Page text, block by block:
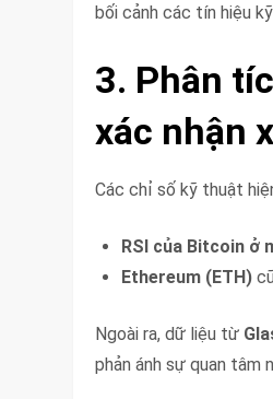
bối cảnh các tín hiệu
3. Phân
xác nhận
Các chỉ số kỹ thuật
RSI của Bitcoin ở
Ethereum (ETH)
Ngoài ra, dữ liệu từ
phản ánh sự quan tâm